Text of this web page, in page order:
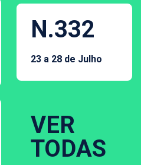
N.332
23 a 28 de Julho
VER
TODAS